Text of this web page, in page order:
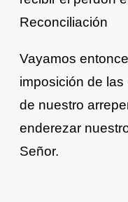
Reconciliación
Vayamos
imposición de
de nuestro
enderezar
Señor.